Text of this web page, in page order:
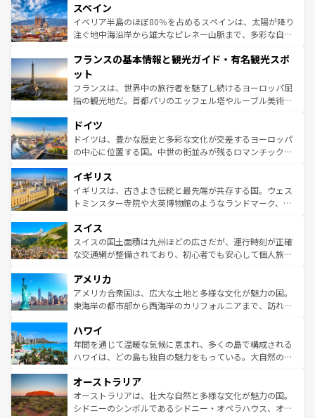
ろん、トスカーナの美しい田園風景やアマルフィ海岸の絶
景など、自然景観も見逃せない。観光の合間には、本場の
ピザやパスタなど、絶品のイタリア料理を堪能することも
ませてくれるイタリアで、忘れられない旅をしてみよう！
なお、新着のイタリア情報は
しい。
スペイン
イベリア半島のほぼ80％を占めるスペインは、太陽が降り
注ぐ地中海沿岸から雄大なピレネー山脈まで、多彩な自然
文化が根付くこの国では、情熱的なフラメンコ、熱気あふ
れる闘牛、そして美味しいタパスが生活の一部となってい
る。首都マドリードの洗練された雰囲気や、バルセロナの
アートに溢れた街角から、地方では古代ローマ遺跡や中世
せる。地方によって風土や気候が異なるスペインはその個
性で訪れる人を魅了する。 なお、新着のスペイン情報は コ
ンテンツ一覧を参照してほしい。
フランスの基本情報と観光ガイド・有名観光スポ
ット
フランスは、世界中の旅行者を魅了し続けるヨーロッパ屈
指の観光地だ。首都パリのエッフェル塔やルーブル美術館
で、幅広い魅力が詰まっている。華麗な宮殿、歴史的な大
聖堂、美しいビーチ、そして豊かな自然が、訪れる者を心
から魅了する。また、フランスは美食の国としても知ら
いる。シャンパンの発祥地であるランス、プロヴァンスの
香り高いラベンダー畑など、多彩な楽しみ方が可能だ。さ
らに、パリ以外の地域にも魅力が溢れており、どの街角に
れる地方に足を運ぶとそれぞれで全く異なる文化を体験で
きるだろう。 なお、新着のフランス情報はコンテンツ一覧
を参照してほしい。
ドイツ
ドイツは、豊かな歴史と多彩な文化が交差するヨーロッパ
の中心に位置する国。中世の街並みが残るロマンチック街
顔を持つこの国は、どこを歩いても飽きることがない。ベ
ルリンの文化的活気、バイエルン州のアルプスの絶景、そ
してライン川沿いのワイン畑といった風景は必見。ビール
は、お酒好きな人にはぜひ体験してほしい。 なお、新着の
ドイツ情報はコンテンツ一覧を参照してほしい。
イギリス
イギリスは、古きよき伝統と最先端が共存する国。ウェス
トミンスター寺院や大英博物館のようなランドマーク、歴
リアごとに異なる魅力がある。また、優雅なアフタヌーン
ティー、ビール好きにはたまらない英国パブ、サッカー観
戦など、本場だからこそできる体験も豊富。イギリスを旅
ンツ一覧を参照してほしい。
スイス
スイスの国土面積は九州ほどの広さだが、運行時刻が正確
な交通網が整備されており、初心者でも安心して個人旅行
の建物がそのまま残る町や、スイスならではのユニークな
博物館もあり、アルプス観光だけでなく町歩きも満喫する
ことができる。国民の所得が高いため物価も高いが、旅行
ば市内交通費無料で観光を楽しむこともできる。 なお、新
着のスイス情報はコンテンツ一覧 を参照してほしい。
アメリカ
アメリカ合衆国は、広大な土地と多様な文化が魅力の国。
東海岸の都市部から西海岸のカリフォルニアまで、訪れる
のような巨大都市は、観光、ショッピング、エンターテイ
ンメントが詰まった刺激的なスポットだ。一方、アメリカ
西部には大自然が広がり、グランドキャニオンやイエロー
部のニューオーリンズでは、音楽と美食が融合した独特の
文化が魅力。旅行者はアメリカの各地域で異なる魅力を楽
しみながら、その多様性と豊かな歴史を感じることができ
ハワイ
年間を通じて温暖な気候に恵まれ、多くの島で構成される
ハワイは、どの島も独自の魅力をもっている。大自然の神
ワイ島は見逃せない。また、定番の観光地といえばオアフ
島だが、静かな自然を求めるならマウイ島やカウアイ島が
おすすめ。エメラルドグリーンに輝く海をはじめ、豊かな
オーストラリア
オーストラリアは、壮大な自然と多様な文化が魅力の国。
シドニーのシンボルであるシドニー・オペラハウス、オー